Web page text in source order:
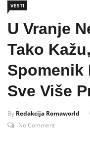
VESTI
U Vranje
Tako
Spomenik
Sve Više
By Redakcija Romaworld
No Comment